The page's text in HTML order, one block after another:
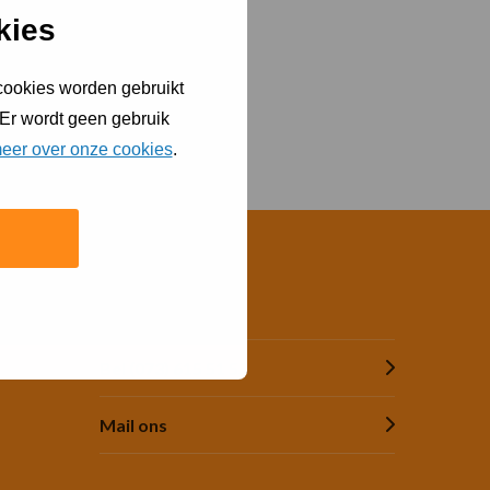
worden gebruikt
wordt geen gebruik
over onze cookies.
Bel (073) 615 51 55
Mail ons